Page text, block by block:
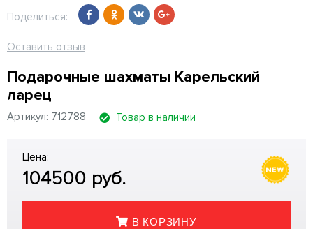
Поделиться:
Оставить отзыв
Подарочные шахматы Карельский
ларец
Артикул: 712788 Товар в наличии
Цена:
104500 руб.
В КОРЗИНУ